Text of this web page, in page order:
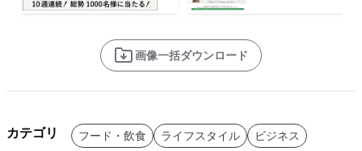
画像一括ダウンロード
カテゴリ フード・飲食 ライフスタイル ビジネス